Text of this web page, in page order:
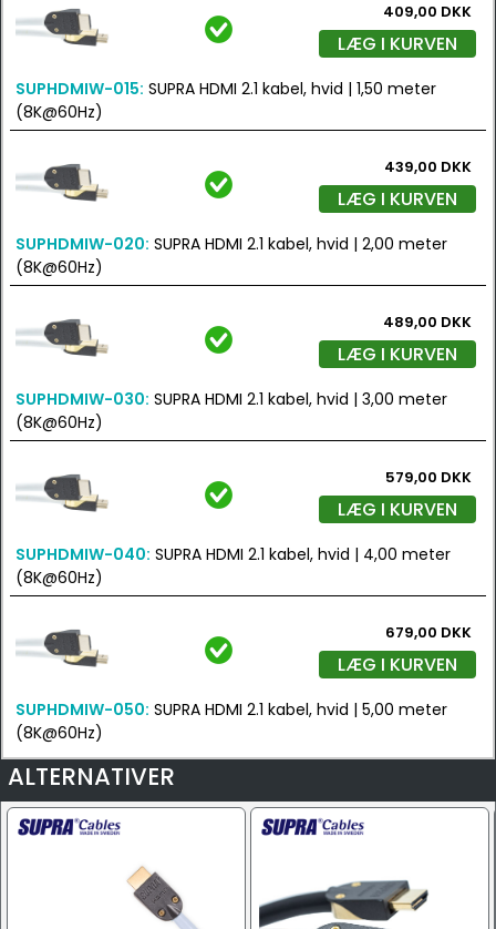
409,00 DKK
LÆG I KURVEN
SUPHDMIW-015: SUPRA HDMI 2.1 kabel, hvid | 1,50 meter
(8K@60Hz)
439,00 DKK
LÆG I KURVEN
SUPHDMIW-020: SUPRA HDMI 2.1 kabel, hvid | 2,00 meter
(8K@60Hz)
489,00 DKK
LÆG I KURVEN
SUPHDMIW-030: SUPRA HDMI 2.1 kabel, hvid | 3,00 meter
(8K@60Hz)
579,00 DKK
LÆG I KURVEN
SUPHDMIW-040: SUPRA HDMI 2.1 kabel, hvid | 4,00 meter
(8K@60Hz)
679,00 DKK
LÆG I KURVEN
SUPHDMIW-050: SUPRA HDMI 2.1 kabel, hvid | 5,00 meter
(8K@60Hz)
ALTERNATIVER